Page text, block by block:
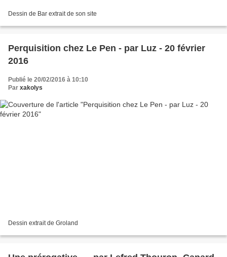
Dessin de Bar extrait de son site
Perquisition chez Le Pen - par Luz - 20 février
2016
Publié le 20/02/2016 à 10:10
Par xakolys
Dessin extrait de Groland